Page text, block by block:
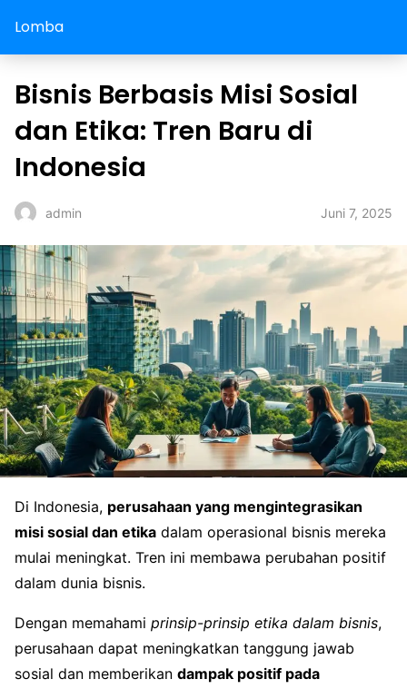
Lomba
Bisnis Berbasis Misi Sosial
dan Etika: Tren Baru di
Indonesia
admin Juni 7, 2025
Di Indonesia, perusahaan yang mengintegrasikan
misi sosial dan etika dalam operasional bisnis mereka
mulai meningkat. Tren ini membawa perubahan positif
dalam dunia bisnis.
Dengan memahami prinsip-prinsip etika dalam bisnis,
perusahaan dapat meningkatkan tanggung jawab
sosial dan memberikan dampak positif pada